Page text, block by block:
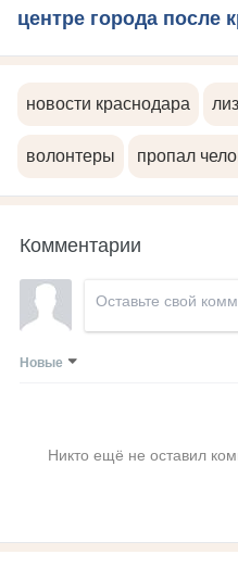
центре города после
новости краснодара
волонтеры пропал
Комментарии
Новые
Никто ещё не оставил